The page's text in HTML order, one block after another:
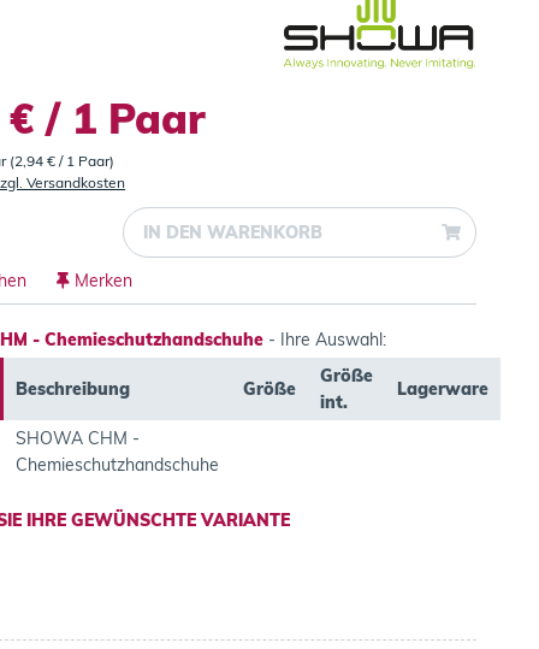
€ / 1 Paar
(2,94 € / 1 Paar)
Versandkosten
IN DEN WARENKORB
Merken
- Chemieschutzhandschuhe - Ihre Auswahl:
Beschreibung Größe
Größe
int.
Lagerware
SHOWA CHM -
Chemieschutzhandschuhe
IHRE GEWÜNSCHTE VARIANTE